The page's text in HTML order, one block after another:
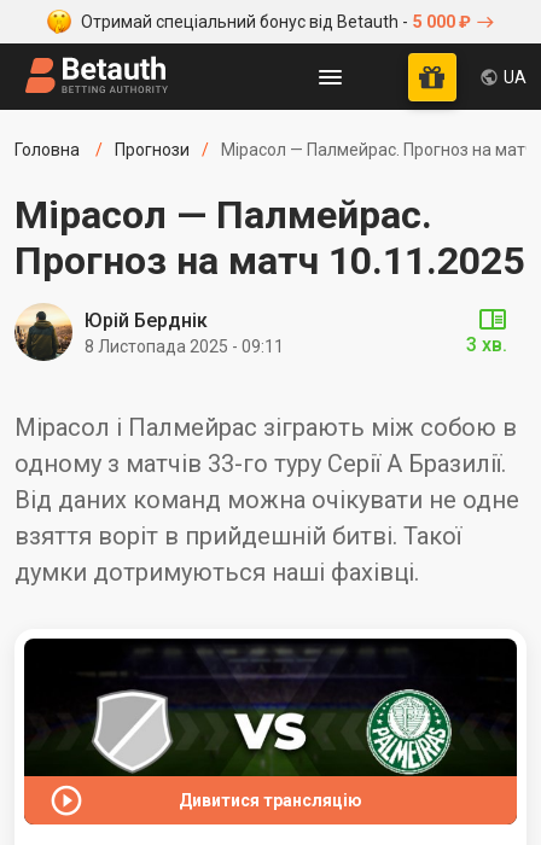
Отримай спеціальний бонус від Betauth - 5 000 ₽
UA
Головна Прогнози Мірасол — Палмейрас. Прогноз на матч
Мірасол — Палмейрас.
Прогноз на матч 10.11.2025
Мірасол і Палмейрас зіграють між собою в
одному з матчів 33-го туру Серії А Бразилії.
Від даних команд можна очікувати не одне
взяття воріт в прийдешній битві. Такої
думки дотримуються наші фахівці.
Юрій Берднік
8 Листопада 2025 - 09:11 3 хв.
Дивитися трансляцію